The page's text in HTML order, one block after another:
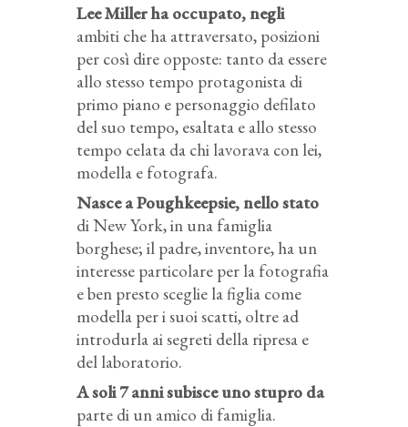
Lee Miller ha occupato, negli
ambiti che ha attraversato, posizioni
per così dire opposte: tanto da essere
allo stesso tempo protagonista di
primo piano e personaggio defilato
del suo tempo, esaltata e allo stesso
tempo celata da chi lavorava con lei,
modella e fotografa.
Nasce a Poughkeepsie, nello stato
di New York, in una famiglia
borghese; il padre, inventore, ha un
interesse particolare per la fotografia
e ben presto sceglie la figlia come
modella per i suoi scatti, oltre ad
introdurla ai segreti della ripresa e
del laboratorio.
A soli 7 anni subisce uno stupro da
parte di un amico di famiglia.